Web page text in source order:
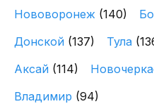
Нововоронеж (140)
Донской (137) Тула
Аксай (114)
Владимир (94)